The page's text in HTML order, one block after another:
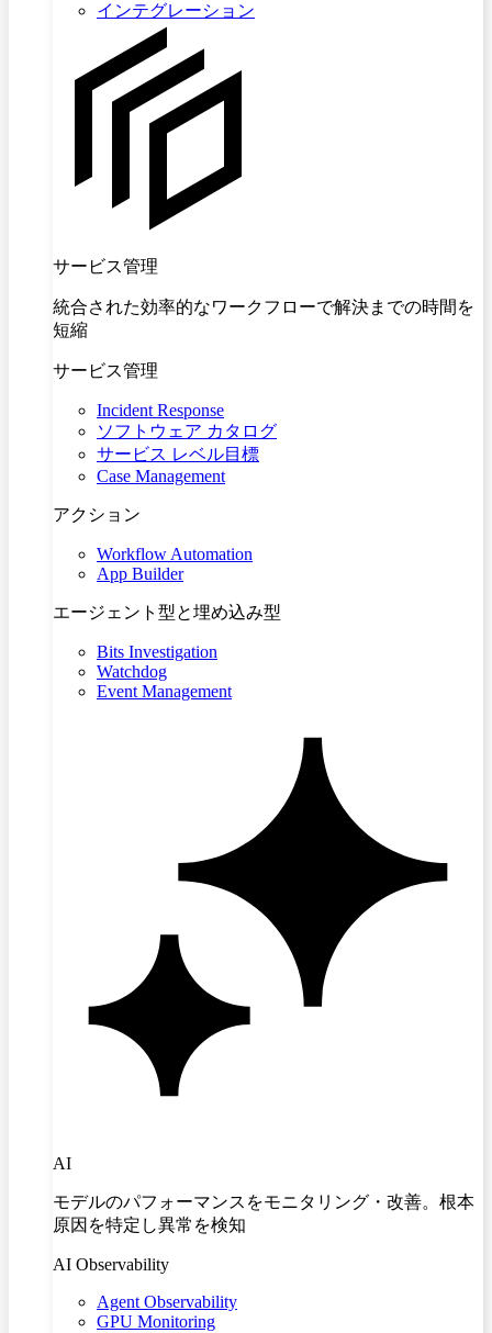
インテグレーション
サービス管理
統合された効率的なワークフローで解決までの時間を
短縮
サービス管理
Incident Response
ソフトウェア カタログ
サービス レベル目標
Case Management
アクション
Workflow Automation
App Builder
エージェント型と埋め込み型
Bits Investigation
Watchdog
Event Management
AI
モデルのパフォーマンスをモニタリング・改善。根本
原因を特定し異常を検知
AI Observability
Agent Observability
GPU Monitoring